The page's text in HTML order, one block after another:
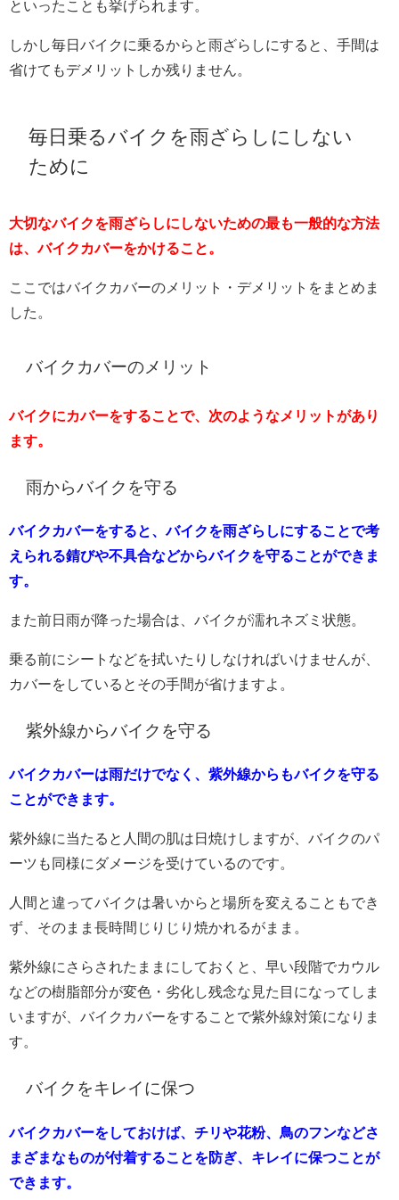
といったことも挙げられます。
しかし毎日バイクに乗るからと雨ざらしにすると、手間は
省けてもデメリットしか残りません。
毎日乗るバイクを雨ざらしにしない
ために
大切なバイクを雨ざらしにしないための最も一般的な方法
は、バイクカバーをかけること。
ここではバイクカバーのメリット・デメリットをまとめま
した。
バイクカバーのメリット
バイクにカバーをすることで、次のようなメリットがあり
ます。
雨からバイクを守る
バイクカバーをすると、バイクを雨ざらしにすることで考
えられる錆びや不具合などからバイクを守ることができま
す。
また前日雨が降った場合は、バイクが濡れネズミ状態。
乗る前にシートなどを拭いたりしなければいけませんが、
カバーをしているとその手間が省けますよ。
紫外線からバイクを守る
バイクカバーは雨だけでなく、紫外線からもバイクを守る
ことができます。
紫外線に当たると人間の肌は日焼けしますが、バイクのパ
ーツも同様にダメージを受けているのです。
人間と違ってバイクは暑いからと場所を変えることもでき
ず、そのまま長時間じりじり焼かれるがまま。
紫外線にさらされたままにしておくと、早い段階でカウル
などの樹脂部分が変色・劣化し残念な見た目になってしま
いますが、バイクカバーをすることで紫外線対策になりま
す。
バイクをキレイに保つ
バイクカバーをしておけば、チリや花粉、鳥のフンなどさ
まざまなものが付着することを防ぎ、キレイに保つことが
できます。